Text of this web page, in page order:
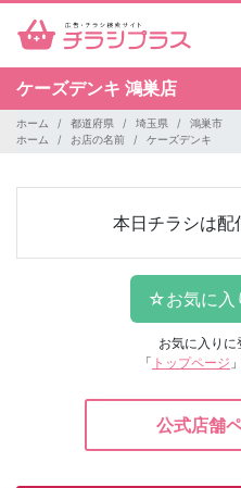
ケーズデンキ 鴻巣店
ホーム 都道府県 埼玉県
鴻巣市
ホーム
お店の名前 ケーズデンキ
本日チラシは配
お気に入りに
「 トップページ
公式店舗